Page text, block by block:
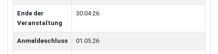
Ende der
Veranstaltung
30.04.26
Anmeldeschluss 01.05.26